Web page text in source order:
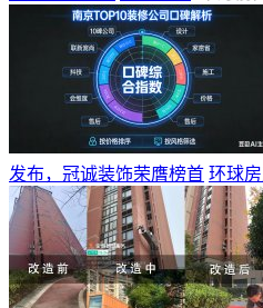
发布，冠诚装饰荣膺榜首 环球